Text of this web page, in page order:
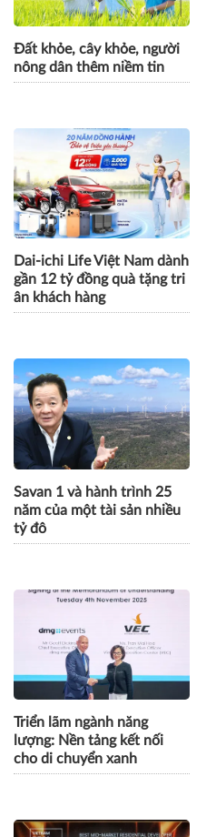
Đất khỏe, cây khỏe, người
nông dân thêm niềm tin
Dai-ichi Life Việt Nam dành
gần 12 tỷ đồng quà tặng tri
ân khách hàng
Savan 1 và hành trình 25
năm của một tài sản nhiều
tỷ đô
Triển lãm ngành năng
lượng: Nền tảng kết nối
cho di chuyển xanh